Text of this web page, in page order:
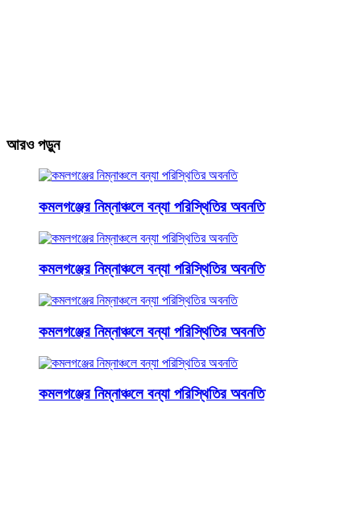
আরও পড়ুন
কমলগঞ্জের নিম্নাঞ্চলে বন্যা পরিস্থিতির অবনতি
কমলগঞ্জের নিম্নাঞ্চলে বন্যা পরিস্থিতির অবনতি
কমলগঞ্জের নিম্নাঞ্চলে বন্যা পরিস্থিতির অবনতি
কমলগঞ্জের নিম্নাঞ্চলে বন্যা পরিস্থিতির অবনতি